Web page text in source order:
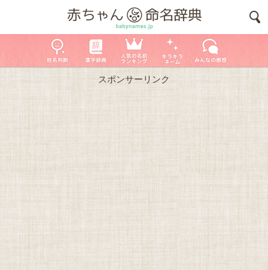
スポンサーリンク